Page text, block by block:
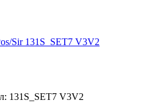
Sir 131S_SET7 V3V2
131S_SET7 V3V2